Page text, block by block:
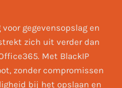
gegevensopslag en
zich uit verder dan
Met BlackIP
zonder compromissen
bij het opslaan en